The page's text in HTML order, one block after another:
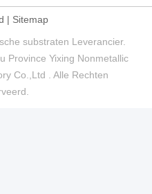
| Sitemap
substraten Leverancier.
Province Yixing Nonmetallic
Co.,Ltd . Alle Rechten